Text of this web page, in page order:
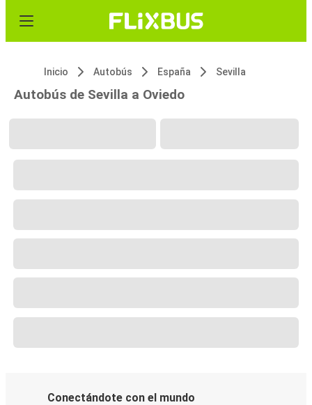
Inicio Autobús España Sevilla
Autobús de Sevilla a Oviedo
Conectándote con el mundo